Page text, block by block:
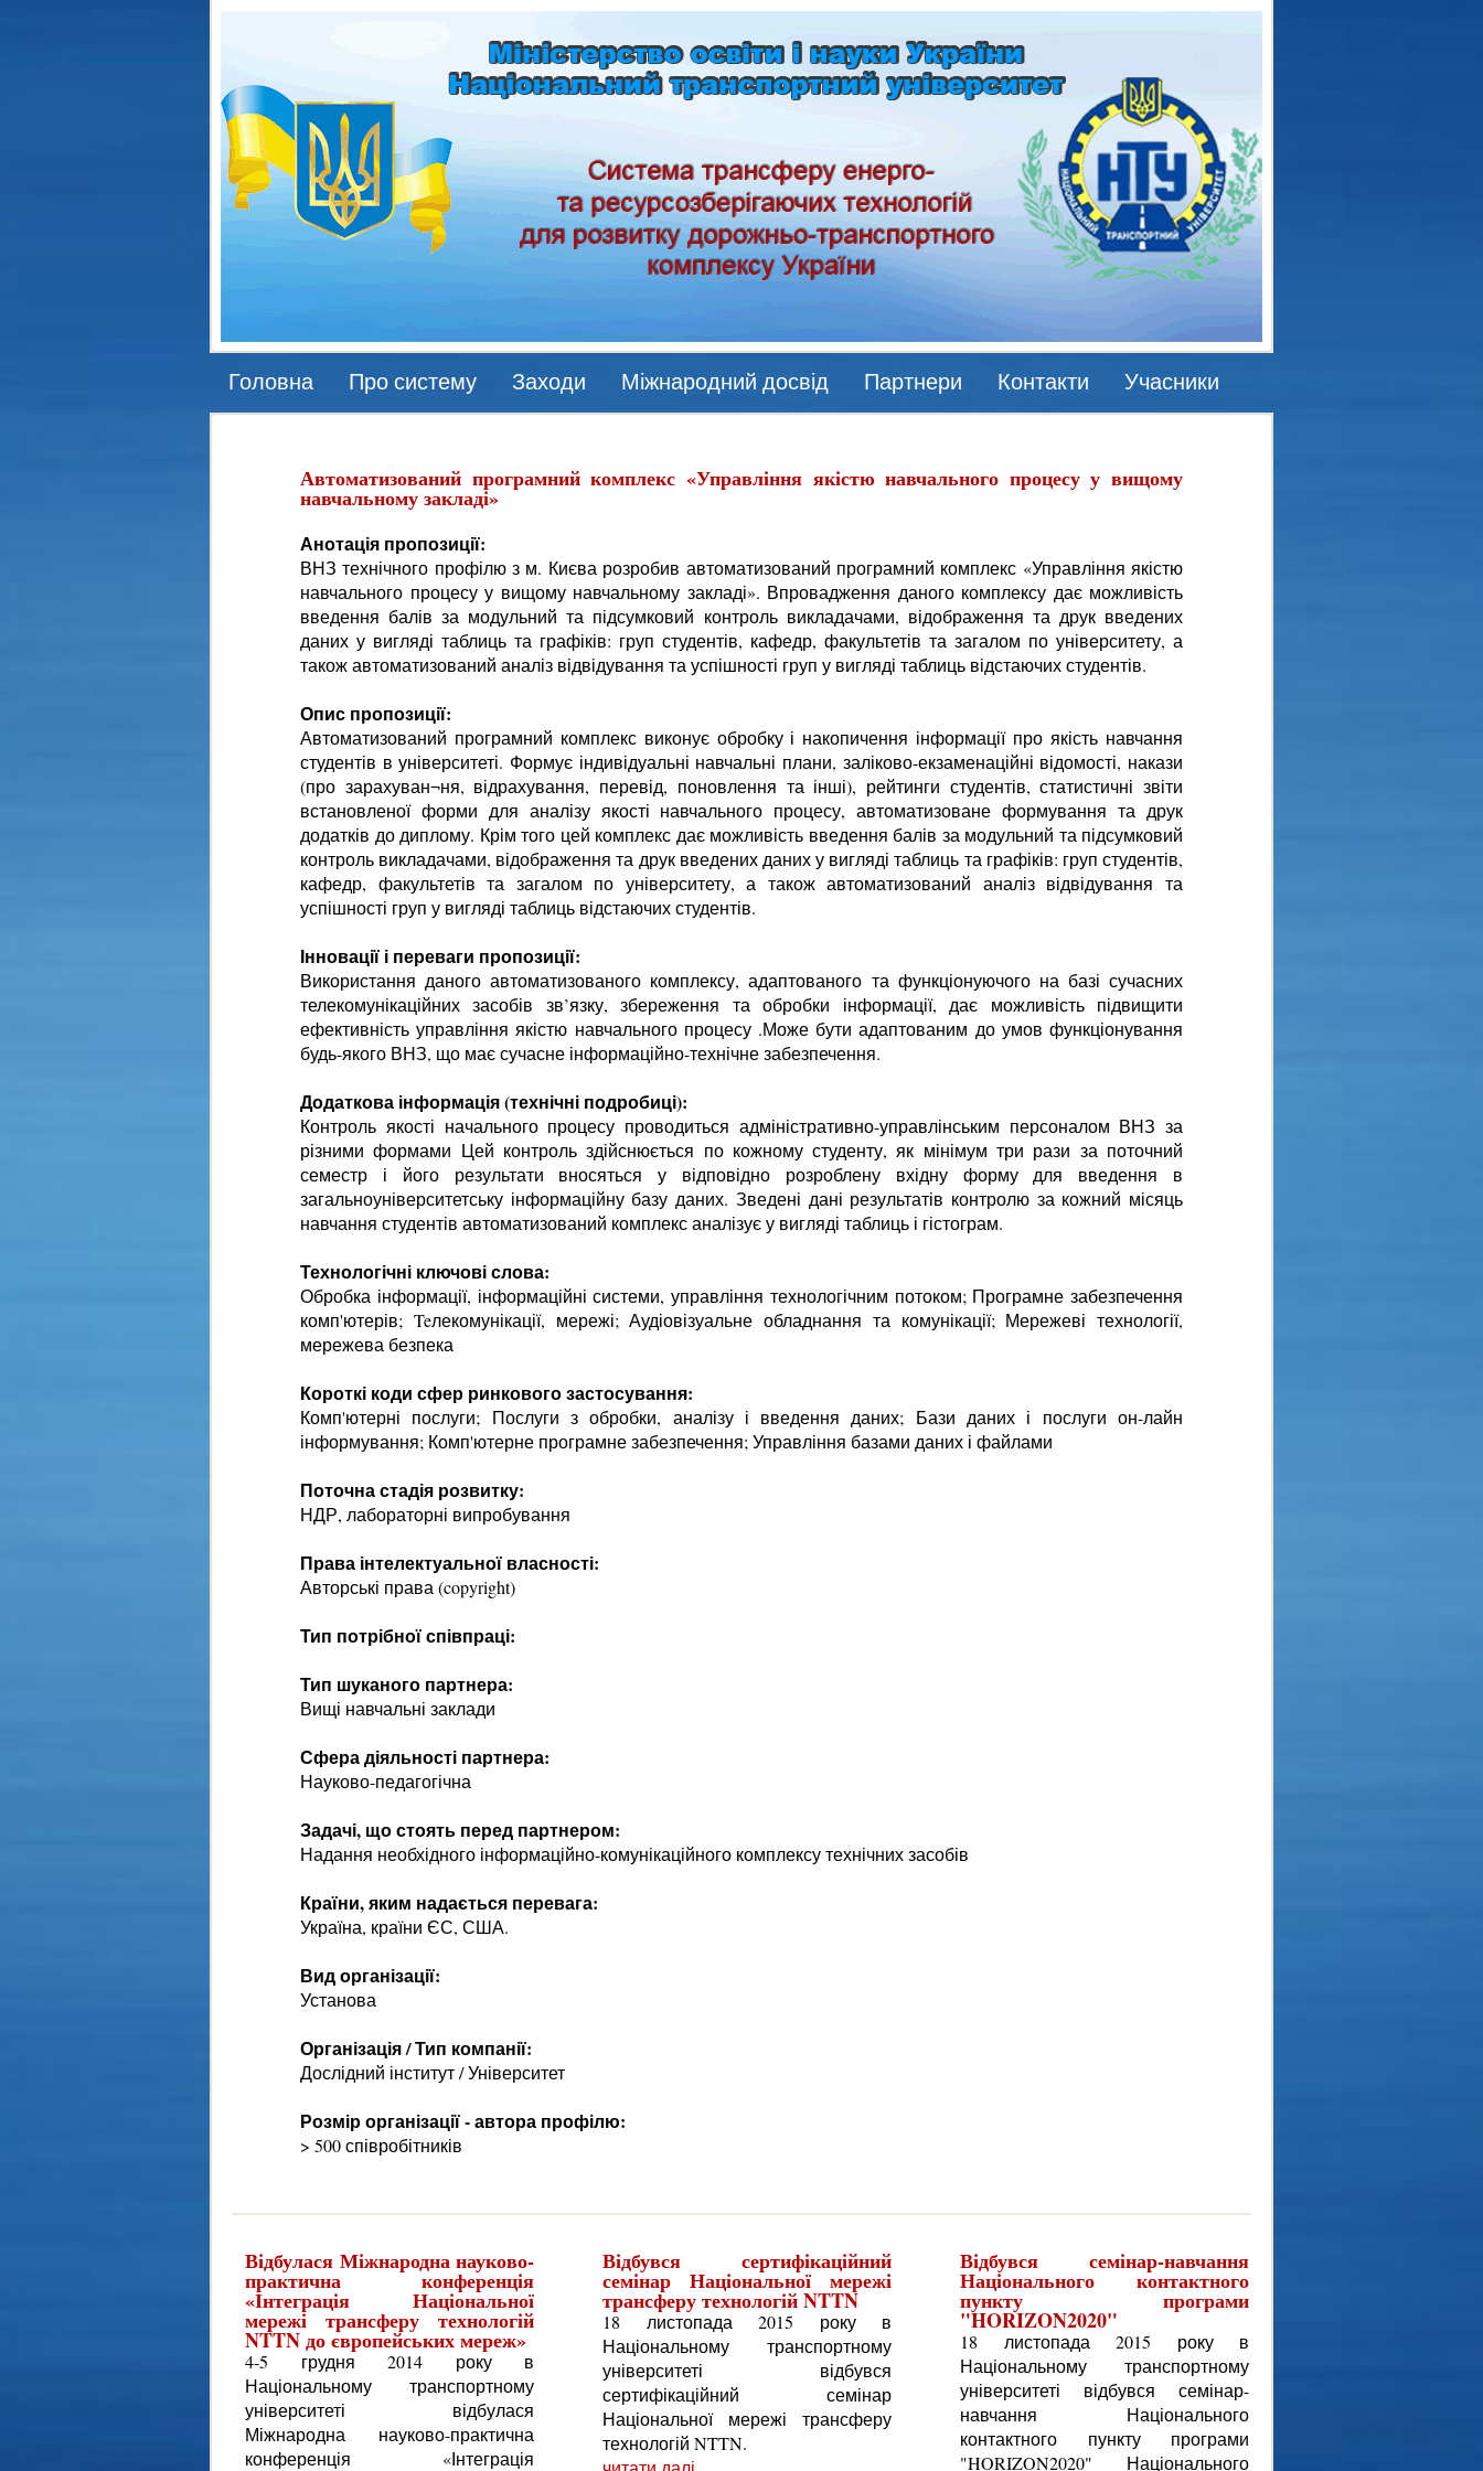
Головна Про систему Заходи Міжнародний досвід Партнери Контакти Учасники
Автоматизований програмний комплекс «Управління якістю навчального процесу у вищому
навчальному закладі»
Анотація пропозиції:
ВНЗ технічного профілю з м. Києва розробив автоматизований програмний комплекс «Управління якістю
навчального процесу у вищому навчальному закладі». Впровадження даного комплексу дає можливість
введення балів за модульний та підсумковий контроль викладачами, відображення та друк введених
даних у вигляді таблиць та графіків: груп студентів, кафедр, факультетів та загалом по університету, а
також автоматизований аналіз відвідування та успішності груп у вигляді таблиць відстаючих студентів.
Опис пропозиції:
Автоматизований програмний комплекс виконує обробку і накопичення інформації про якість навчання
студентів в університеті. Формує індивідуальні навчальні плани, заліково-екзаменаційні відомості, накази
(про зарахуван¬ня, відрахування, перевід, поновлення та інші), рейтинги студентів, статистичні звіти
встановленої форми для аналізу якості навчального процесу, автоматизоване формування та друк
додатків до диплому. Крім того цей комплекс дає можливість введення балів за модульний та підсумковий
контроль викладачами, відображення та друк введених даних у вигляді таблиць та графіків: груп студентів,
кафедр, факультетів та загалом по університету, а також автоматизований аналіз відвідування та
успішності груп у вигляді таблиць відстаючих студентів.
Інновації і переваги пропозиції:
Використання даного автоматизованого комплексу, адаптованого та функціонуючого на базі сучасних
телекомунікаційних засобів зв’язку, збереження та обробки інформації, дає можливість підвищити
ефективність управління якістю навчального процесу .Може бути адаптованим до умов функціонування
будь-якого ВНЗ, що має сучасне інформаційно-технічне забезпечення.
Додаткова інформація (технічні подробиці):
Контроль якості начального процесу проводиться адміністративно-управлінським персоналом ВНЗ за
різними формами Цей контроль здійснюється по кожному студенту, як мінімум три рази за поточний
семестр і його результати вносяться у відповідно розроблену вхідну форму для введення в
загальноуніверситетську інформаційну базу даних. Зведені дані результатів контролю за кожний місяць
навчання студентів автоматизований комплекс аналізує у вигляді таблиць і гістограм.
Технологічні ключові слова:
Обробка інформації, інформаційні системи, управління технологічним потоком; Програмне забезпечення
комп'ютерів; Teлекомунікації, мережі; Аудіовізуальне обладнання та комунікації; Мережеві технології,
мережева безпека
Короткі коди сфер ринкового застосування:
Комп'ютерні послуги; Послуги з обробки, аналізу і введення даних; Бази даних і послуги он-лайн
інформування; Комп'ютерне програмне забезпечення; Управління базами даних і файлами
Поточна стадія розвитку:
НДР, лабораторні випробування
Права інтелектуальної власності:
Авторські права (copyright)
Тип потрібної співпраці:
Тип шуканого партнера:
Вищі навчальні заклади
Сфера діяльності партнера:
Науково-педагогічна
Задачі, що стоять перед партнером:
Надання необхідного інформаційно-комунікаційного комплексу технічних засобів
Країни, яким надається перевага:
Україна, країни ЄС, США.
Вид організації:
Установа
Організація / Тип компанії:
Дослідний інститут / Університет
Розмір організації - автора профілю:
> 500 співробітників
Відбулася Міжнародна науково-
практична конференція
«Інтеграція Національної
мережі трансферу технологій
NTTN до європейських мереж»
4-5 грудня 2014 року в
Національному транспортному
університеті відбулася
Міжнародна науково-практична
конференція «Інтеграція
Відбувся сертифікаційний
семінар Національної мережі
трансферу технологій NTTN
18 листопада 2015 року в
Національному транспортному
університеті відбувся
сертифікаційний семінар
Національної мережі трансферу
технологій NTTN.
Відбувся семінар-навчання
Національного контактного
пункту програми
"HORIZON2020"
18 листопада 2015 року в
Національному транспортному
університеті відбувся семінар-
навчання Національного
контактного пункту програми
"HORIZON2020" Національного